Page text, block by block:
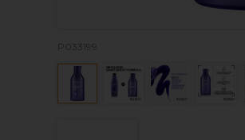
P033199